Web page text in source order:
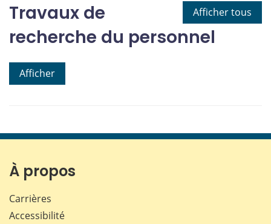
Afficher tous
Travaux de
recherche du personnel
Afficher
À propos
Carrières
Accessibilité